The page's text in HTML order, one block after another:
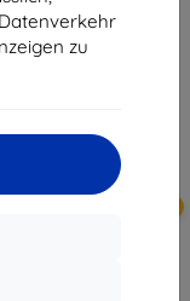
zu
(57983131084)
34,90 €